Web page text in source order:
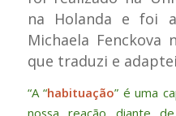
na Holanda e foi
Michaela Fenckova
que traduzi e
“A “habituação” é uma
nossa reação diante